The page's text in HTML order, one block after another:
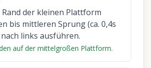
der kleinen Plattform
bis mittleren Sprung (ca. 0,4s
links ausführen.
auf der mittelgroßen Plattform.